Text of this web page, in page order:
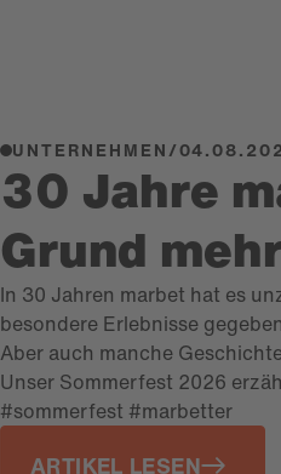
UNTERNEHMEN/
30 Jahre
Grund
In 30 Jahren marbet hat es
besondere Erlebnisse
Aber auch manche
Unser Sommerfest 2026
#sommerfest #marbetter
ARTIKEL LESEN